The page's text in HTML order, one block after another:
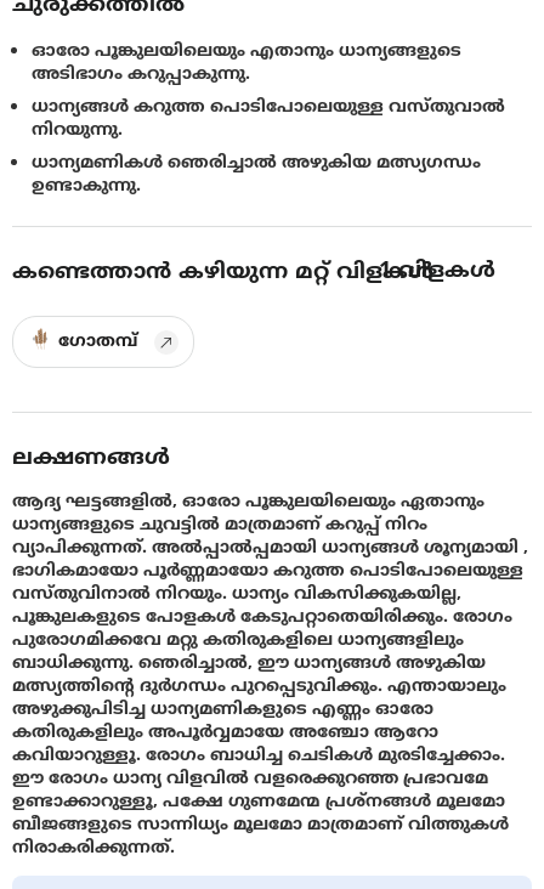
ഓരോ പൂങ്കുലയിലെയും എതാനും ധാന്യങ്ങളുടെ
അടിഭാഗം കറുപ്പാകുന്നു.
ധാന്യങ്ങള്‍ കറുത്ത പൊടിപോലെയുള്ള വസ്തുവാല്‍
നിറയുന്നു.
ധാന്യമണികള്‍ ഞെരിച്ചാല്‍ അഴുകിയ മത്സ്യഗന്ധം
ഉണ്ടാകുന്നു.
കണ്ടെത്താൻ കഴിയുന്ന മറ്റ് വിളകൾ
1വിളകൾ
ഗോതമ്പ്
ലക്ഷണങ്ങൾ
ആദ്യ ഘട്ടങ്ങളില്‍, ഓരോ പൂങ്കുലയിലെയും ഏതാനും
ധാന്യങ്ങളുടെ ചുവട്ടില്‍ മാത്രമാണ് കറുപ്പ് നിറം
വ്യാപിക്കുന്നത്. അല്‍പ്പാല്‍പ്പമായി ധാന്യങ്ങള്‍ ശൂന്യമായി ,
ഭാഗികമായോ പൂര്‍ണ്ണമായോ കറുത്ത പൊടിപോലെയുള്ള
വസ്തുവിനാല്‍ നിറയും. ധാന്യം വികസിക്കുകയില്ല,
പൂങ്കുലകളുടെ പോളകള്‍ കേടുപറ്റാതെയിരിക്കും. രോഗം
പുരോഗമിക്കവേ മറ്റു കതിരുകളിലെ ധാന്യങ്ങളിലും
ബാധിക്കുന്നു. ഞെരിച്ചാല്‍, ഈ ധാന്യങ്ങള്‍ അഴുകിയ
മത്സ്യത്തിന്റെ ദുര്‍ഗന്ധം പുറപ്പെടുവിക്കും. എന്തായാലും
അഴുക്കുപിടിച്ച ധാന്യമണികളുടെ എണ്ണം ഓരോ
കതിരുകളിലും അപൂര്‍വ്വമായേ അഞ്ചോ ആറോ
കവിയാറുള്ളൂ. രോഗം ബാധിച്ച ചെടികള്‍ മുരടിച്ചേക്കാം.
ഈ രോഗം ധാന്യ വിളവില്‍ വളരെക്കുറഞ്ഞ പ്രഭാവമേ
ഉണ്ടാക്കാറുള്ളൂ, പക്ഷേ ഗുണമേന്മ പ്രശ്നങ്ങള്‍ മൂലമോ
ബീജങ്ങളുടെ സാന്നിധ്യം മൂലമോ മാത്രമാണ് വിത്തുകള്‍
നിരാകരിക്കുന്നത്.